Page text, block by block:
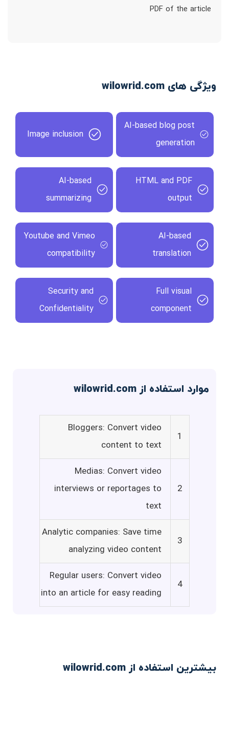
PDF of the article
ویژگی های wilowrid.com
AI-based blog post
generation
Image inclusion
HTML and PDF
output
AI-based
summarizing
AI-based
translation
Youtube and Vimeo
compatibility
Full visual
component
Security and
Confidentiality
موارد استفاده از wilowrid.com
1
Bloggers: Convert video
content to text
2
Medias: Convert video
interviews or reportages to
text
3
Analytic companies: Save time
analyzing video content
4
Regular users: Convert video
into an article for easy reading
بیشترین استفاده از wilowrid.com